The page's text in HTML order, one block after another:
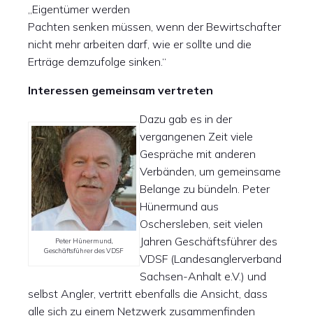
„Eigentümer werden
Pachten senken müssen, wenn der Bewirtschafter
nicht mehr arbeiten darf, wie er sollte und die
Erträge demzufolge sinken.“
Interessen gemeinsam vertreten
Peter Hünermund,
Geschäftsführer des VDSF
Dazu gab es in der
vergangenen Zeit viele
Gespräche mit anderen
Verbänden, um gemeinsame
Belange zu bündeln. Peter
Hünermund aus
Oschersleben, seit vielen
Jahren Geschäftsführer des
VDSF (Landesanglerverband
Sachsen-Anhalt e.V.) und
selbst Angler, vertritt ebenfalls die Ansicht, dass
alle sich zu einem Netzwerk zusammenfinden